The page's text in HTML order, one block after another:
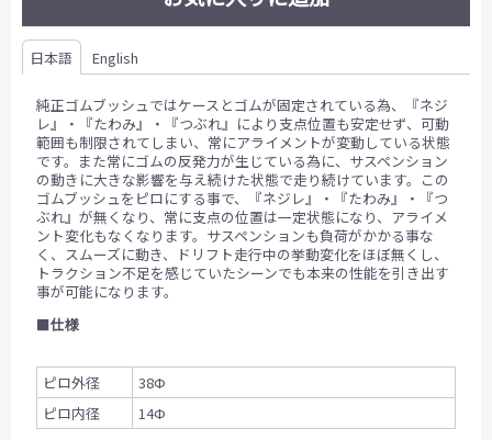
日本語 English
純正ゴムブッシュではケースとゴムが固定されている為、『ネジ
レ』・『たわみ』・『つぶれ』により支点位置も安定せず、可動
範囲も制限されてしまい、常にアライメントが変動している状態
です。また常にゴムの反発力が生じている為に、サスペンション
の動きに大きな影響を与え続けた状態で走り続けています。この
ゴムブッシュをピロにする事で、『ネジレ』・『たわみ』・『つ
ぶれ』が無くなり、常に支点の位置は一定状態になり、アライメ
ント変化もなくなります。サスペンションも負荷がかかる事な
く、スムーズに動き、ドリフト走行中の挙動変化をほぼ無くし、
トラクション不足を感じていたシーンでも本来の性能を引き出す
事が可能になります。
■仕様
ピロ外径
38Ф
ピロ内径
14Ф